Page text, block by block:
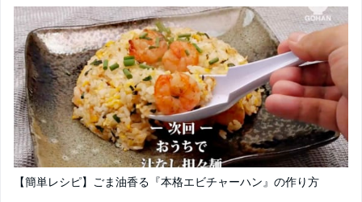
【簡単レシピ】ごま油香る『本格エビチャーハン』の作り方